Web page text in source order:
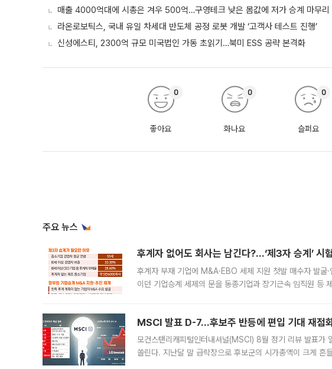
매출 4000억대에 시총은 겨우 500억…구영테크 낮은 몸값에 저가 승계 마무리
라온로보틱스, 국내 유일 차세대 반도체 공정 로봇 개발 ‘고객사 테스트 진행’
신성에스티, 2300억 규모 미국법인 가동 초읽기…북미 ESS 공략 본격화
좋아요
0
화나요
0
슬퍼요
0
주요 뉴스
후계자 없어도 회사는 남긴다?…‘제3자 승계’
후계자 부재 기업에 M&A·EBO 세제 지원 첫발 매수자 발굴
이던 기업승계 세제의 문을 동종기업과 장기근속 임직원 등
MSCI 발표 D-7…후보주 반등에 편입 기대 재점
모건스탠리캐피털인터내셔널(MSCI) 8월 정기 리뷰 발표가
쏠린다. 지난달 말 급락장으로 후보군의 시가총액이 크게 흔